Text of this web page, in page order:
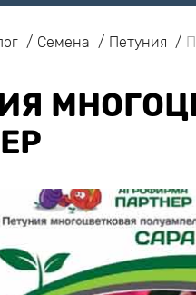
Семена Петуния